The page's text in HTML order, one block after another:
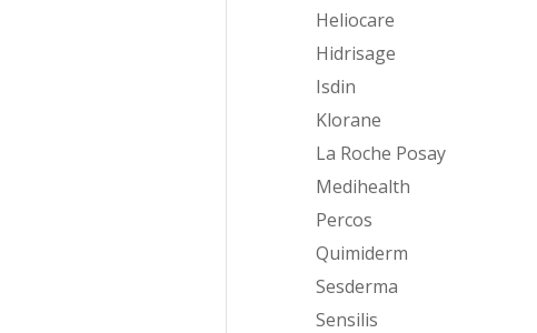
Heliocare
Hidrisage
Isdin
Klorane
La Roche Posay
Medihealth
Percos
Quimiderm
Sesderma
Sensilis